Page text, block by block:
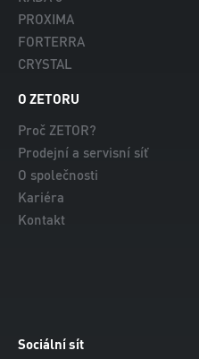
PROXIMA
FORTERRA
CRYSTAL
O ZETORU
Proč ZETOR?
Prodejní a servisní síť
O společnosti
Kariéra
Kontakt
Sociální sít